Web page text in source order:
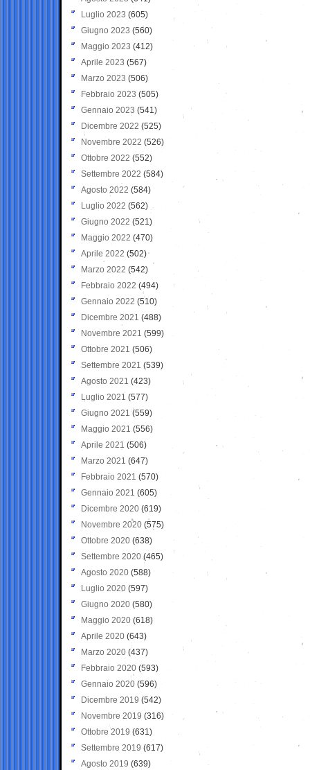
Luglio 2023 (605)
Giugno 2023 (560)
Maggio 2023 (412)
Aprile 2023 (567)
Marzo 2023 (506)
Febbraio 2023 (505)
Gennaio 2023 (541)
Dicembre 2022 (525)
Novembre 2022 (526)
Ottobre 2022 (552)
Settembre 2022 (584)
Agosto 2022 (584)
Luglio 2022 (562)
Giugno 2022 (521)
Maggio 2022 (470)
Aprile 2022 (502)
Marzo 2022 (542)
Febbraio 2022 (494)
Gennaio 2022 (510)
Dicembre 2021 (488)
Novembre 2021 (599)
Ottobre 2021 (506)
Settembre 2021 (539)
Agosto 2021 (423)
Luglio 2021 (577)
Giugno 2021(559)
Maggio 2021 (556)
Aprile 2021 (506)
Marzo 2021 (647)
Febbraio 2021 (570)
Gennaio 2021 (605)
Dicembre 2020 (619)
Novembre 2020 (575)
Ottobre 2020 (638)
Settembre 2020(465)
Agosto 2020 (588)
Luglio 2020 (597)
Giugno 2020 (580)
Maggio 2020 (618)
Aprile 2020 (643)
Marzo 2020 (437)
Febbraio 2020 (593)
Gennaio 2020 (596)
Dicembre 2019 (542)
Novembre 2019 (316)
Ottobre 2019 (631)
Settembre 2019 (617)
Agosto 2019 (639)